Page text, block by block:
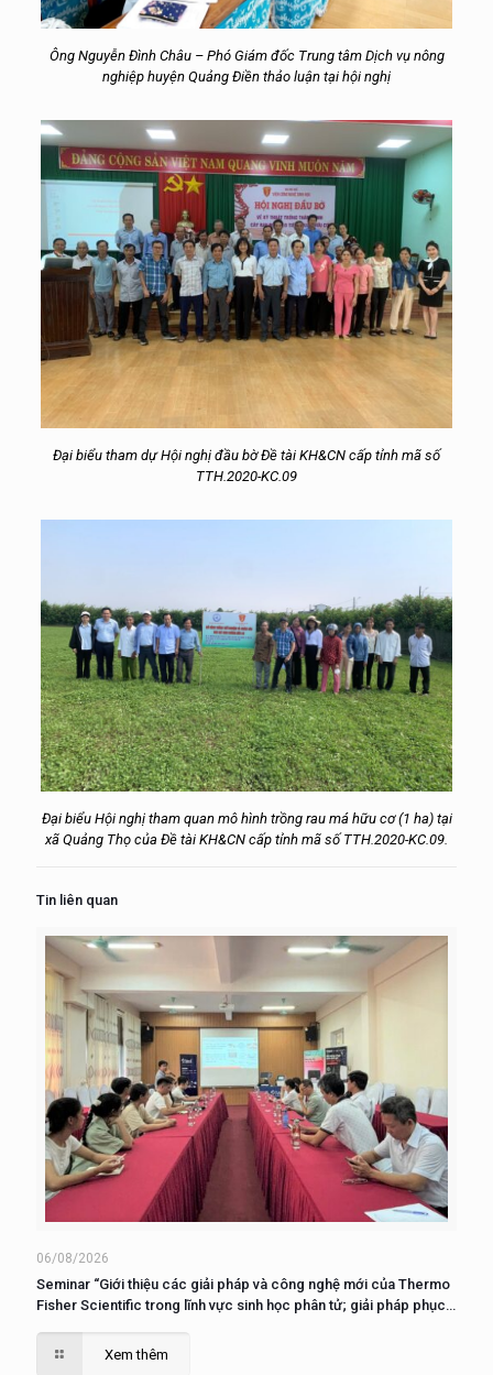
Ông Nguyễn Đình Châu – Phó Giám đốc Trung tâm Dịch vụ nông
nghiệp huyện Quảng Điền thảo luận tại hội nghị
Đại biểu tham dự Hội nghị đầu bờ Đề tài KH&CN cấp tỉnh mã số
TTH.2020-KC.09
Đại biểu Hội nghị tham quan mô hình trồng rau má hữu cơ (1 ha) tại
xã Quảng Thọ của Đề tài KH&CN cấp tỉnh mã số TTH.2020-KC.09.
Tin liên quan
06/08/2026
Seminar “Giới thiệu các giải pháp và công nghệ mới của Thermo
Fisher Scientific trong lĩnh vực sinh học phân tử; giải pháp phục
Xem thêm